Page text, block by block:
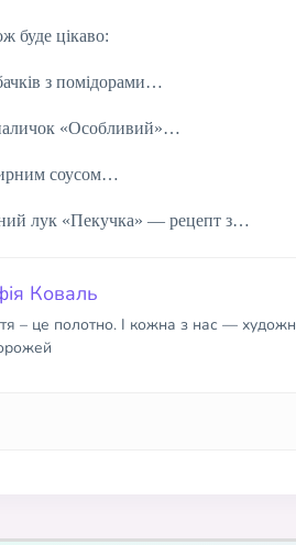
буде цікаво:
з помідорами…
«Особливий»…
соусом…
лук «Пекучка» — рецепт з…
Коваль
– це полотно. І кожна з нас —